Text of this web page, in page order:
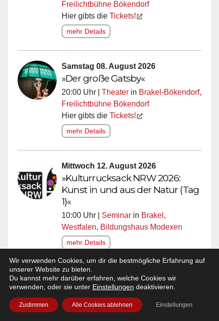
Freilichtbühne Bökendorf
Hier gibts die Tickets!
mehr Details
Samstag 08. August 2026
»Der große Gatsby«
20:00 Uhr | Theater in Brakel-Bökendorf,
Freilichtbühne Bökendorf
Hier gibts die Tickets!
mehr Details
Mittwoch 12. August 2026
»Kulturrucksack NRW 2026:
Kunst in und aus der Natur (Tag
1)«
10:00 Uhr | Seminar in Brakel,
Westfalen, Bildungshaus Modexen
mehr Details
Alle Event-Tipps für Brakel!
Wir verwenden Cookies, um dir die bestmögliche Erfahrung auf
unserer Website zu bieten.
Du kannst mehr darüber erfahren, welche Cookies wir
verwenden, oder sie unter Einstellungen deaktivieren.
Zustimmen Alle Cookies ablehnen Einstellungen